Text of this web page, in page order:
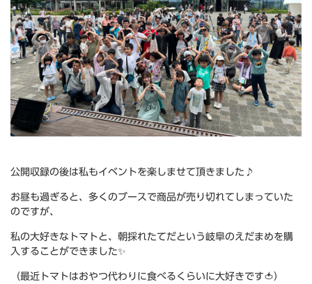
公開収録の後は私もイベントを楽しませて頂きました♪
お昼も過ぎると、多くのブースで商品が売り切れてしまっていた
のですが、
私の大好きなトマトと、朝採れたてだという岐阜のえだまめを購
入することができました✨
（最近トマトはおやつ代わりに食べるくらいに大好きです🍅）